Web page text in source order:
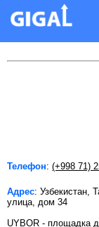
Покупка
Телефон: (+998 71)
Адрес: Узбекистан,
улица, дом 34
UYBOR - площадка